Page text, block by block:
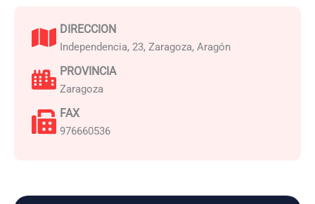
DIRECCION
Independencia, 23, Zaragoza, Aragón
PROVINCIA
Zaragoza
FAX
976660536